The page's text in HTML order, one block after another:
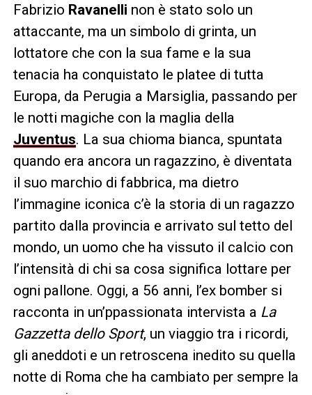
Fabrizio Ravanelli non è stato solo un
attaccante, ma un simbolo di grinta, un
lottatore che con la sua fame e la sua
tenacia ha conquistato le platee di tutta
Europa, da Perugia a Marsiglia, passando per
le notti magiche con la maglia della
Juventus. La sua chioma bianca, spuntata
quando era ancora un ragazzino, è diventata
il suo marchio di fabbrica, ma dietro
l’immagine iconica c’è la storia di un ragazzo
partito dalla provincia e arrivato sul tetto del
mondo, un uomo che ha vissuto il calcio con
l’intensità di chi sa cosa significa lottare per
ogni pallone. Oggi, a 56 anni, l’ex bomber si
racconta in un’ppassionata intervista a La
Gazzetta dello Sport, un viaggio tra i ricordi,
gli aneddoti e un retroscena inedito su quella
notte di Roma che ha cambiato per sempre la